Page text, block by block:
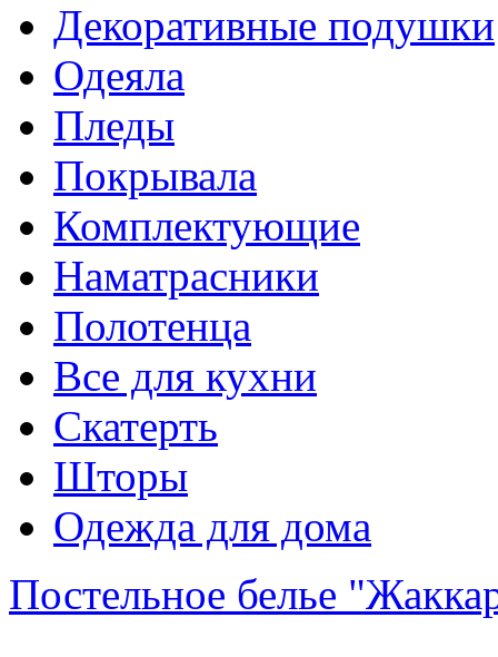
Декоративные подушки
Одеяла
Пледы
Покрывала
Комплектующие
Наматрасники
Полотенца
Все для кухни
Скатерть
Шторы
Одежда для дома
Постельное белье